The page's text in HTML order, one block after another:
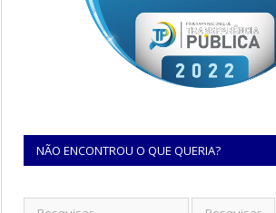
NÃO ENCONTROU O QUE QUERIA?